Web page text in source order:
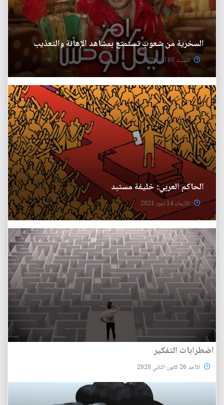
السخرية من شعوب تستمتع بمشاهد الإهانة والتعذيب
السبت 07 آذار 2026
الحاكم العربي: خليفة مستبد
الأربعاء 14 تموز 2021
اضطرابات التفكير
الأحد 26 كانون الثاني 2020